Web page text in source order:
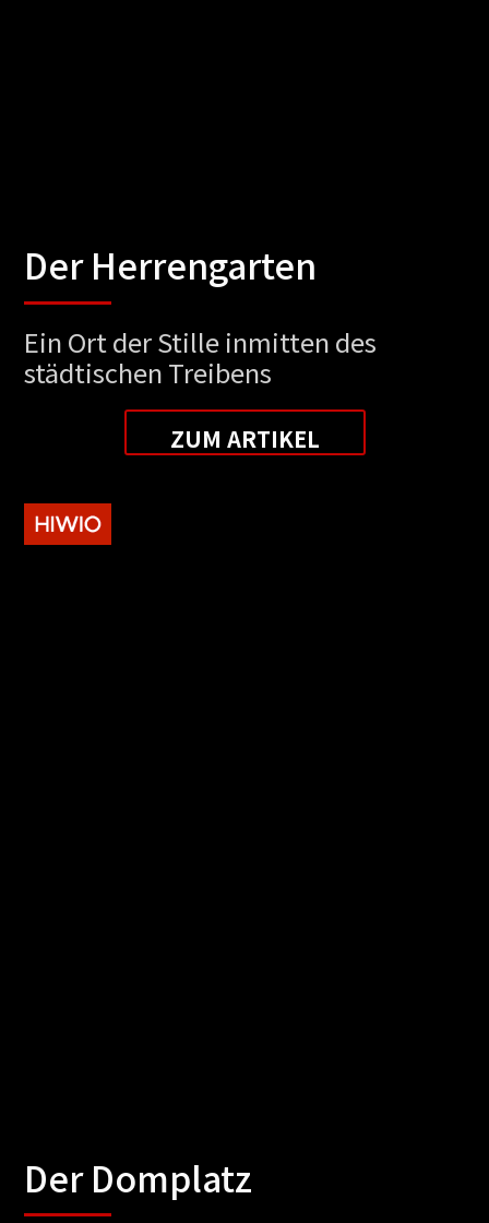
Der Herrengarten
Ein Ort der Stille inmitten des
städtischen Treibens
ZUM ARTIKEL
Der Domplatz